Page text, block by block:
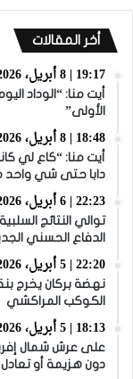
أخر المقالات
19:17 | 8 أبريل، 2026
الأولى”
18:48 | 8 أبريل، 2026
أيت منا: “كاع لي
دابا حتى شي واحد
22:23 | 6 أبريل، 2026
توالي النتائج
الدفاع الحسني
22:20 | 5 أبريل، 2026
نهضة بركان يخرج
الكوكب المراكشي
18:13 | 5 أبريل، 2026
دون هزيمة أو تعادل